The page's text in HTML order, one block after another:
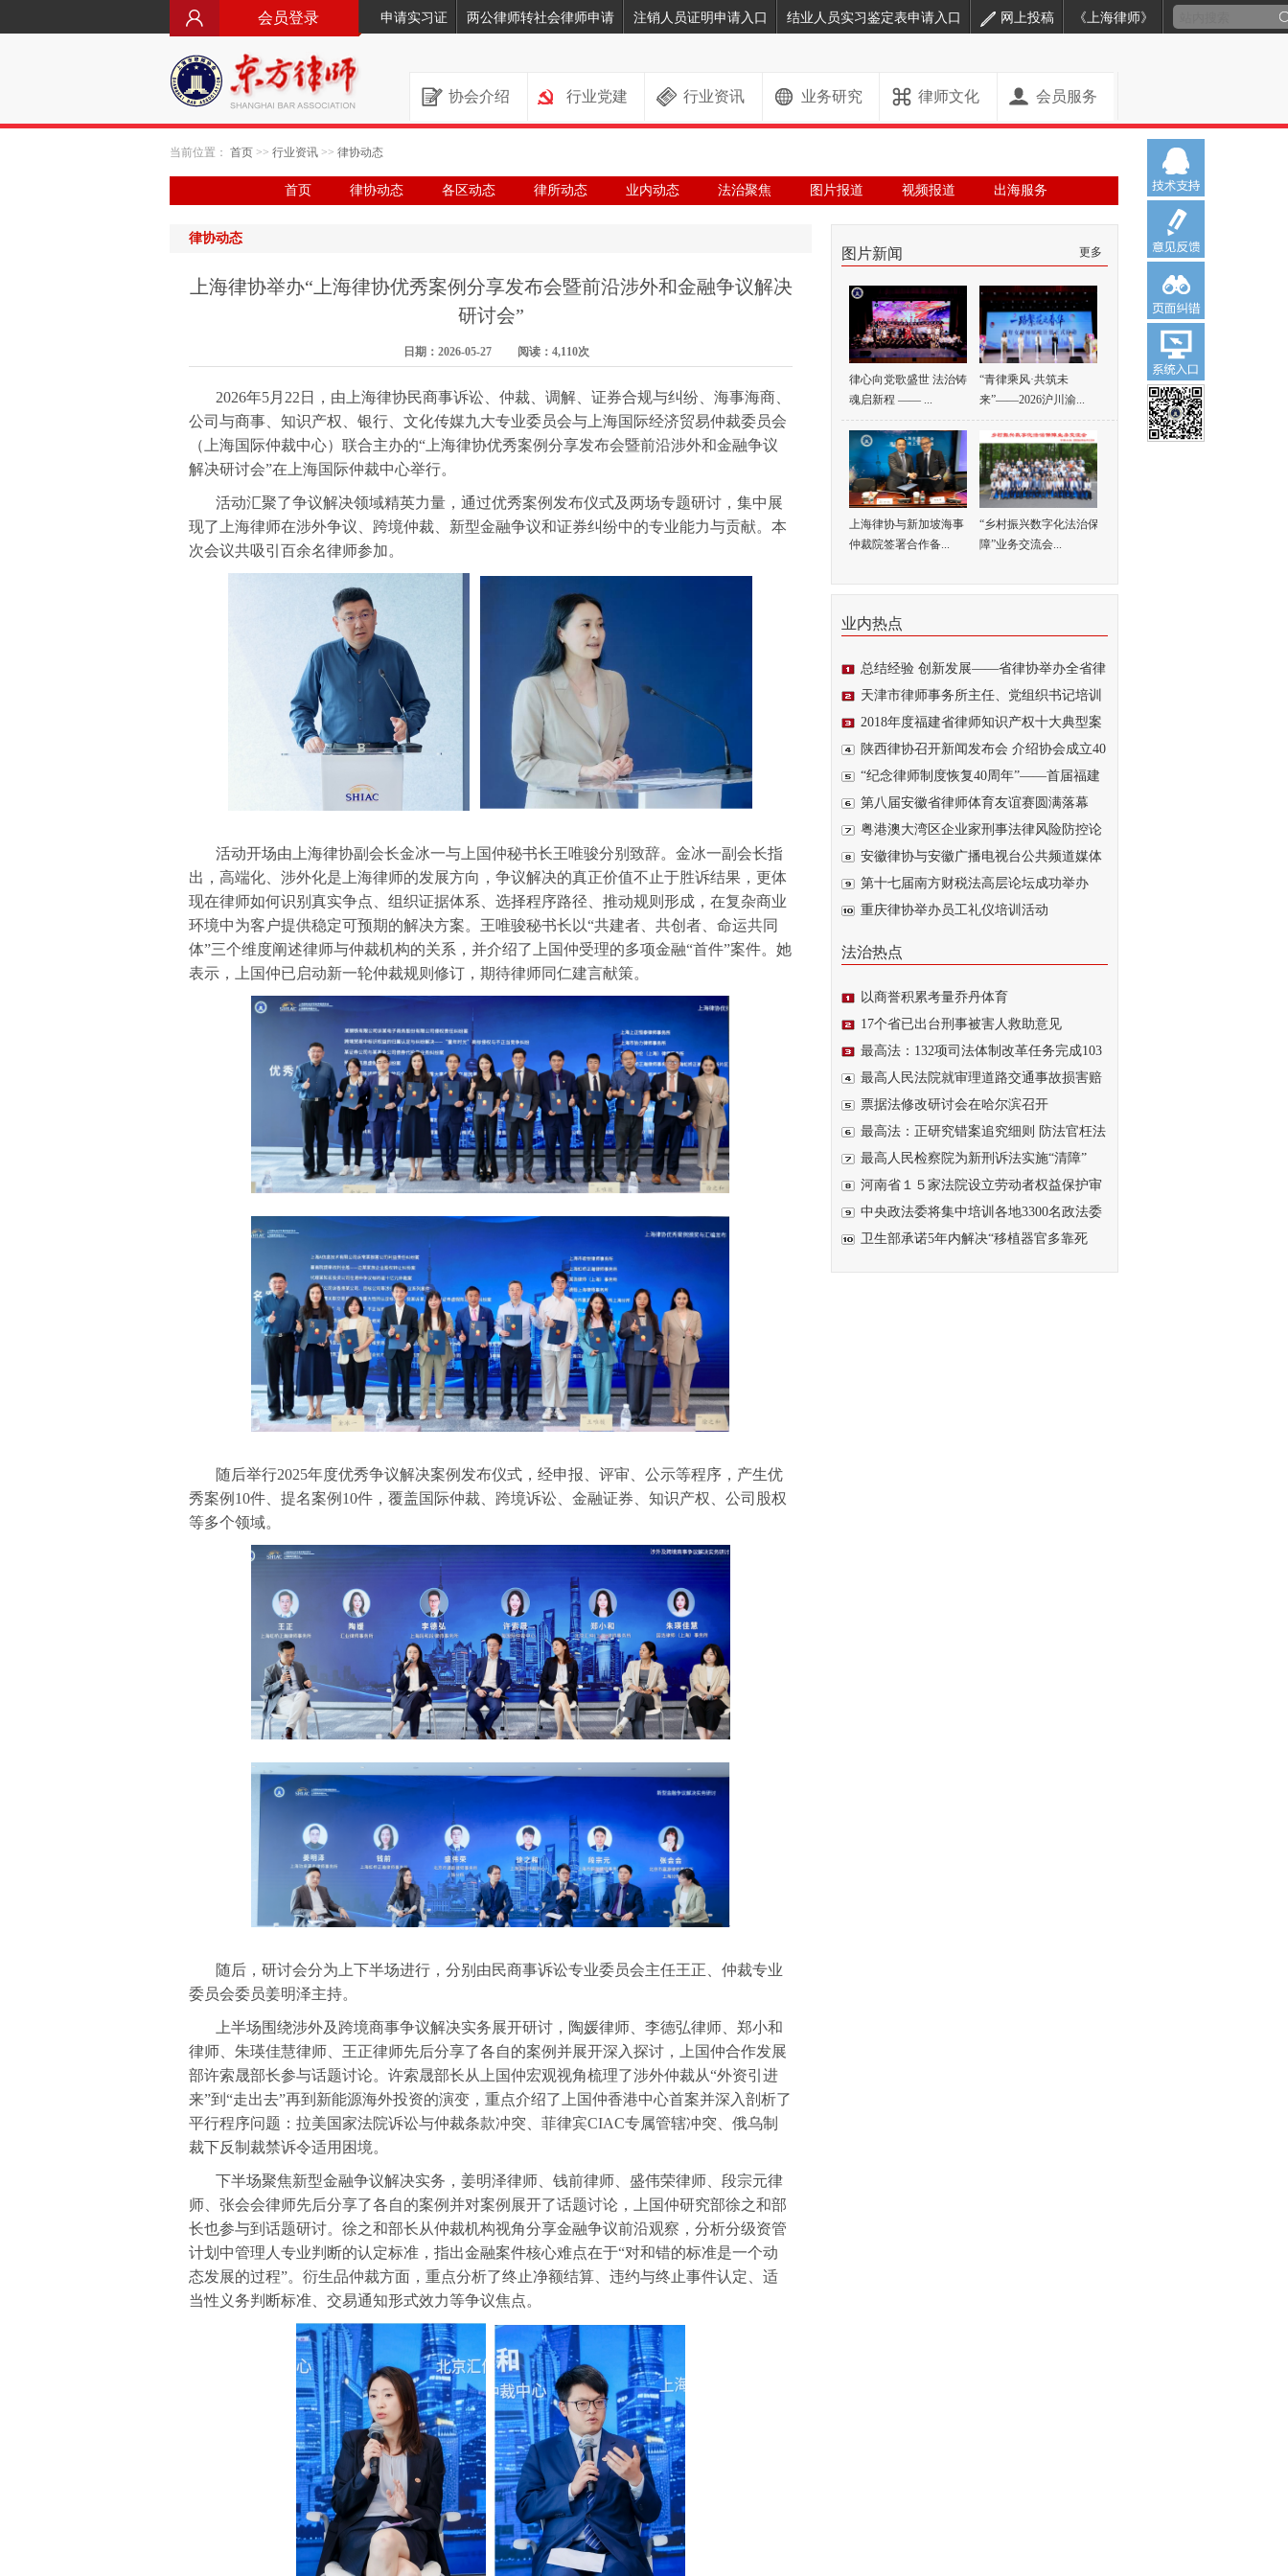
会员登录 申请实习证 两公律师转社会律师申请 注销人员证明申请入口 结业人员实习鉴定表申请入口 网上投稿 《上海律师》
协会介绍 行业党建 行业资讯 业务研究 律师文化 会员服务
当前位置： 首页 >> 行业资讯 >> 律协动态
首页 律协动态 各区动态 律所动态 业内动态 法治聚焦 图片报道 视频报道 出海服务
律协动态
上海律协举办“上海律协优秀案例分享发布会暨前沿涉外和金融争议解决
研讨会”
日期：2026-05-27 阅读：4,110次
2026年5月22日，由上海律协民商事诉讼、仲裁、调解、证券合规与纠纷、海事海商、
公司与商事、知识产权、银行、文化传媒九大专业委员会与上海国际经济贸易仲裁委员会
（上海国际仲裁中心）联合主办的“上海律协优秀案例分享发布会暨前沿涉外和金融争议
解决研讨会”在上海国际仲裁中心举行。
活动汇聚了争议解决领域精英力量，通过优秀案例发布仪式及两场专题研讨，集中展
现了上海律师在涉外争议、跨境仲裁、新型金融争议和证券纠纷中的专业能力与贡献。本
次会议共吸引百余名律师参加。
活动开场由上海律协副会长金冰一与上国仲秘书长王唯骏分别致辞。金冰一副会长指
出，高端化、涉外化是上海律师的发展方向，争议解决的真正价值不止于胜诉结果，更体
现在律师如何识别真实争点、组织证据体系、选择程序路径、推动规则形成，在复杂商业
环境中为客户提供稳定可预期的解决方案。王唯骏秘书长以“共建者、共创者、命运共同
体”三个维度阐述律师与仲裁机构的关系，并介绍了上国仲受理的多项金融“首件”案件。她
表示，上国仲已启动新一轮仲裁规则修订，期待律师同仁建言献策。
随后举行2025年度优秀争议解决案例发布仪式，经申报、评审、公示等程序，产生优
秀案例10件、提名案例10件，覆盖国际仲裁、跨境诉讼、金融证券、知识产权、公司股权
等多个领域。
随后，研讨会分为上下半场进行，分别由民商事诉讼专业委员会主任王正、仲裁专业
委员会委员姜明泽主持。
上半场围绕涉外及跨境商事争议解决实务展开研讨，陶媛律师、李德弘律师、郑小和
律师、朱瑛佳慧律师、王正律师先后分享了各自的案例并展开深入探讨，上国仲合作发展
部许索晟部长参与话题讨论。许索晟部长从上国仲宏观视角梳理了涉外仲裁从“外资引进
来”到“走出去”再到新能源海外投资的演变，重点介绍了上国仲香港中心首案并深入剖析了
平行程序问题：拉美国家法院诉讼与仲裁条款冲突、菲律宾CIAC专属管辖冲突、俄乌制
裁下反制裁禁诉令适用困境。
下半场聚焦新型金融争议解决实务，姜明泽律师、钱前律师、盛伟荣律师、段宗元律
师、张会会律师先后分享了各自的案例并对案例展开了话题讨论，上国仲研究部徐之和部
长也参与到话题研讨。徐之和部长从仲裁机构视角分享金融争议前沿观察，分析分级资管
计划中管理人专业判断的认定标准，指出金融案件核心难点在于“对和错的标准是一个动
态发展的过程”。衍生品仲裁方面，重点分析了终止净额结算、违约与终止事件认定、适
当性义务判断标准、交易通知形式效力等争议焦点。
图片新闻 更多
律心向党歌盛世 法治铸
魂启新程 —— ...
“青律乘风·共筑未
来”——2026沪川渝...
上海律协与新加坡海事
仲裁院签署合作备...
“乡村振兴数字化法治保
障”业务交流会...
业内热点
总结经验 创新发展——省律协举办全省律
师...天津市律师事务所主任、党组织书记培训
会日...2018年度福建省律师知识产权十大典型案
例正...陕西律协召开新闻发布会 介绍协会成立40
周...“纪念律师制度恢复40周年”——首届福建
青...第八届安徽省律师体育友谊赛圆满落幕
粤港澳大湾区企业家刑事法律风险防控论
坛在...安徽律协与安徽广播电视台公共频道媒体
普法...第十七届南方财税法高层论坛成功举办
重庆律协举办员工礼仪培训活动
法治热点
以商誉积累考量乔丹体育
17个省已出台刑事被害人救助意见
最高法：132项司法体制改革任务完成103
项 最高人民法院就审理道路交通事故损害赔
偿案...票据法修改研讨会在哈尔滨召开
最高法：正研究错案追究细则 防法官枉法
裁...最高人民检察院为新刑诉法实施“清障”
河南省１５家法院设立劳动者权益保护审
判庭中央政法委将集中培训各地3300名政法委
书记卫生部承诺5年内解决“移植器官多靠死